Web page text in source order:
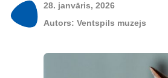
28. janvāris, 2026
Autors: Ventspils muzejs